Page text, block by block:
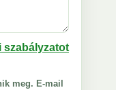
szabályzatot
meg. E-mail